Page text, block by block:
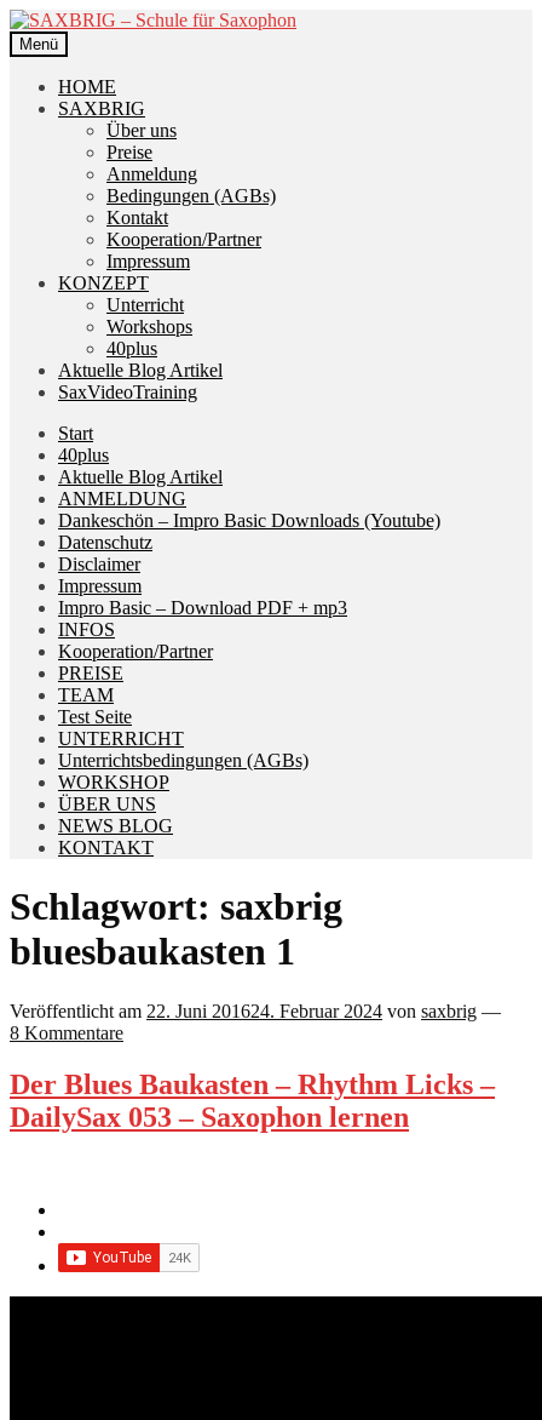
Zur
Navigation
springen
Zum
Inhalt
springen
Menü
HOME
SAXBRIG
Über uns
Preise
Anmeldung
Bedingungen (AGBs)
Kontakt
Kooperation/Partner
Impressum
KONZEPT
Unterricht
Workshops
40plus
Aktuelle Blog Artikel
SaxVideoTraining
Start
40plus
Aktuelle Blog Artikel
ANMELDUNG
Dankeschön – Impro Basic Downloads (Youtube)
Datenschutz
Disclaimer
Impressum
Impro Basic – Download PDF + mp3
INFOS
Kooperation/Partner
PREISE
TEAM
Test Seite
UNTERRICHT
Unterrichtsbedingungen (AGBs)
WORKSHOP
ÜBER UNS
NEWS BLOG
KONTAKT
Schlagwort: saxbrig
bluesbaukasten 1
Veröffentlicht am 22. Juni 201624. Februar 2024 von saxbrig —
8 Kommentare
Der Blues Baukasten – Rhythm Licks –
DailySax 053 – Saxophon lernen